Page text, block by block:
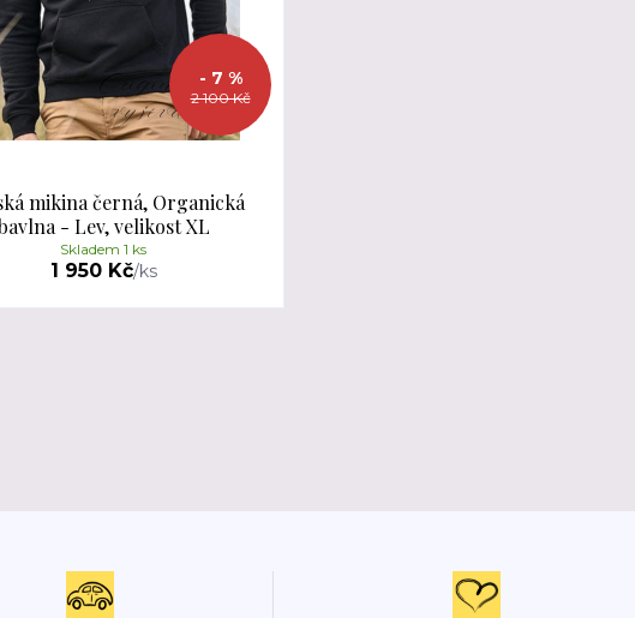
2 100 Kč
- 7 %
mikina černá, Organická
- Lev, velikost XL
1 950 Kč/ks
Skladem 1 ks